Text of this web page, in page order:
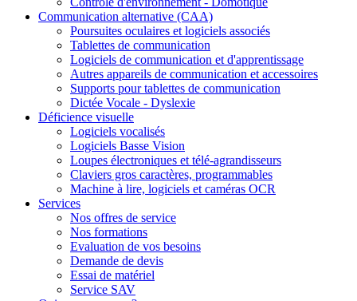
Communication alternative (CAA)
Poursuites oculaires et logiciels associés
Tablettes de communication
Logiciels de communication et d'apprentissage
Autres appareils de communication et accessoires
Supports pour tablettes de communication
Dictée Vocale - Dyslexie
Déficience visuelle
Logiciels vocalisés
Logiciels Basse Vision
Loupes électroniques et télé-agrandisseurs
Claviers gros caractères, programmables
Machine à lire, logiciels et caméras OCR
Services
Nos offres de service
Nos formations
Evaluation de vos besoins
Demande de devis
Essai de matériel
Service SAV